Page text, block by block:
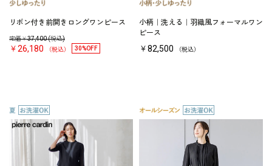
リボン付き前開きロングワンピース
定価￥37,400(税込)
￥26,180 （税込） 30%OFF
小柄｜洗える｜羽織風フォーマルワン
ピース
￥82,500 （税込）